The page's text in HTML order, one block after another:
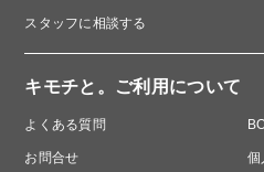
スタッフに相談する
キモチと。ご利用について
よくある質問
お問合せ 個